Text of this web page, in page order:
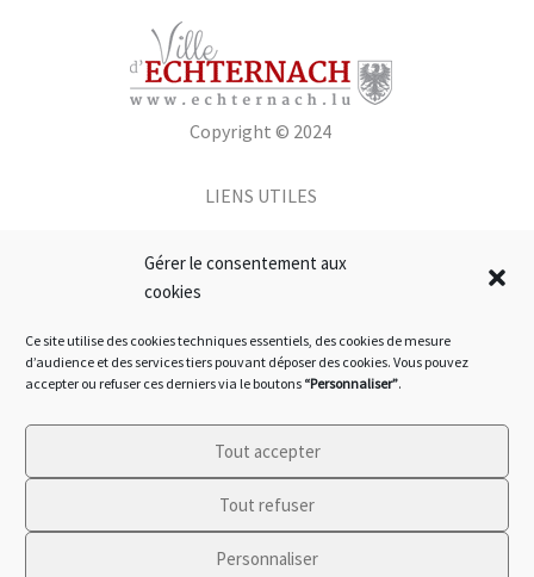
Gérer le consentement aux
cookies
Ce site utilise des cookies techniques essentiels, des cookies de mesure
d’audience et des services tiers pouvant déposer des cookies. Vous pouvez
accepter ou refuser ces derniers via le boutons “Personnaliser”.
Tout accepter
Tout refuser
Personnaliser
Copyright © 2024
LIENS UTILES
SUIVEZ-NOUS
Français